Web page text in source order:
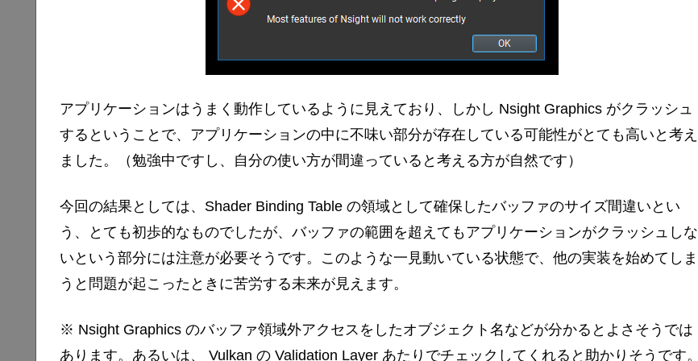
アプリケーションはうまく動作しているように見えており、しかし Nsight Graphics がクラッシュ
するということで、アプリケーションの中に不味い部分が存在している可能性がとても高いと考え
ました。（勉強中ですし、自分の使い方が間違っていると考える方が自然です）
今回の結果としては、Shader Binding Table の領域として確保したバッファのサイズ間違いとい
う、とても初歩的なものでしたが、バッファの範囲を超えてもアプリケーションがクラッシュしな
いという部分には注意が必要そうです。このような一見動いている状態で、他の実装を始めてしま
うと問題が起こったときに苦労する未来が見えます。
※ Nsight Graphics のバッファ領域外アクセスをしたオブジェクト名などが分かるとよさそうでは
あります。あるいは、 Vulkan の Validation Layer あたりでチェックしてくれると助かりそうです。